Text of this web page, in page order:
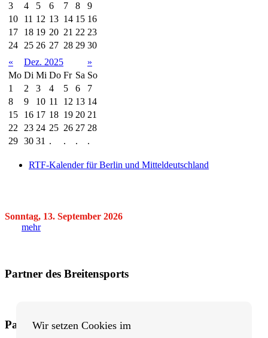
Wir setzen Cookies im
3
4 5 6 7 8
9
10
11 12 13 14 15 16
17
18 19 20 21 22 23
24
25 26 27 28 29 30
«
Dez. 2025
»
Mo Di Mi Do Fr Sa So
1
2 3 4 5 6
7
8
9 10 11 12 13 14
15
16 17 18 19 20 21
22
23 24 25 26 27 28
29 30 31 . . . .
RTF-Kalender für Berlin und Mitteldeutschland
Sonntag, 13. September 2026
mehr
Partner des Breitensports
Partner von BRV-Breitensport.de